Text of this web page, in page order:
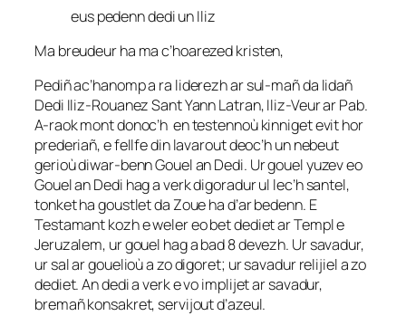
eus pedenn dedi un Iliz
Ma breudeur ha ma c’hoarezed kristen,
Pediñ ac’hanomp a ra liderezh ar sul-mañ da lidañ
Dedi Iliz-Rouanez Sant Yann Latran, Iliz-Veur ar Pab.
A-raok mont donoc’h en testennoù kinniget evit hor
prederiañ, e fellfe din lavarout deoc’h un nebeut
gerioù diwar-benn Gouel an Dedi. Ur gouel yuzev eo
Gouel an Dedi hag a verk digoradur ul lec’h santel,
tonket ha goustlet da Zoue ha d’ar bedenn. E
Testamant kozh e weler eo bet dediet ar Templ e
Jeruzalem, ur gouel hag a bad 8 devezh. Ur savadur,
ur sal ar gouelioù a zo digoret; ur savadur relijiel a zo
dediet. An dedi a verk e vo implijet ar savadur,
bremañ konsakret, servijout d’azeul.